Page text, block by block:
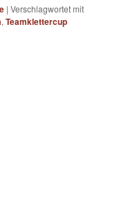
|Verschlagwortet mit
,Teamklettercup